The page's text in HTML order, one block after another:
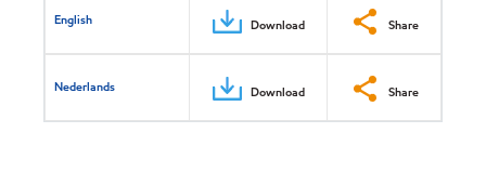
English Download Share
Nederlands Download Share